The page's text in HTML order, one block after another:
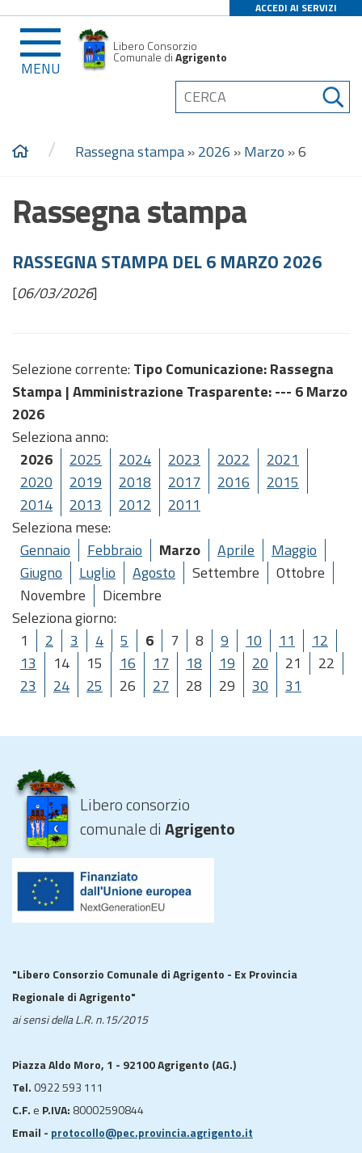
ACCEDI AI SERVIZI
MENU
Libero Consorzio
Comunale diAgrigento
/ Rassegna stampa»2026 »Marzo »6
Rassegna stampa
RASSEGNA STAMPA DEL 6 MARZO 2026
[06/03/2026]
Selezione corrente: Tipo Comunicazione: Rassegna
Stampa |Amministrazione Trasparente: --- 6 Marzo
2026
Seleziona anno:
2026
2025 2024 2023 2022
2021
2020
2019 2018 2017 2016
2015
2014
2013 2012
2011
Seleziona mese:
Gennaio
Febbraio Marzo Aprile
Maggio
Giugno
Luglio Agosto Settembre
Ottobre
Novembre
Dicembre
Seleziona giorno:
1
2 3 4 5 6 7 8 9 10 11
12
13
14 15 16 17 18 19 20 21
22
23
24 25 26 27 28 29 30 31
Libero consorzio
comunale diAgrigento
"Libero Consorzio Comunale di Agrigento - Ex Provincia
Regionale di Agrigento"
ai sensi della L.R. n.15/2015
Piazza Aldo Moro, 1 - 92100 Agrigento (AG.)
Tel. 0922 593 111
C.F. e P.IVA: 80002590844
Email - protocollo@pec.provincia.agrigento.it